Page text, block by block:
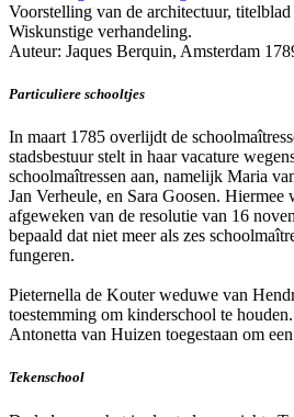
Voorstelling van de architectuur,
Wiskunstige verhandeling.
Auteur: Jaques Berquin, Amsterdam
Particuliere schooltjes
In maart 1785 overlijdt de
stadsbestuur stelt in haar vacature
schoolmaîtressen aan, namelijk Maria
Jan Verheule, en Sara Goosen.
afgeweken van de resolutie van 16
bepaald dat niet meer als zes
fungeren.
Pieternella de Kouter weduwe van
toestemming om kinderschool te
Antonetta van Huizen toegestaan om
Tekenschool